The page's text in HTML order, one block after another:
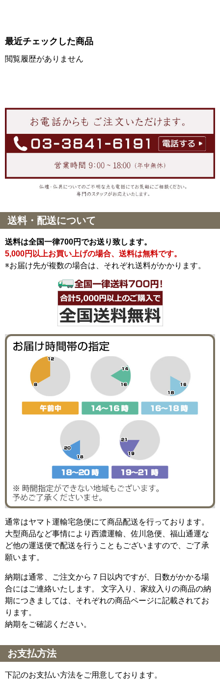
最近チェックした商品
閲覧履歴がありません
送料・配送について
送料は全国一律700円でお送り致します。
5,000円以上お買い上げの場合、送料は無料です。
※お届け先が複数の場合は、それぞれ送料がかかります。
通常はヤマト運輸宅急便にて商品配送を行っております。
大型商品など事情により西濃運輸、佐川急便、福山通運な
ど他の運送便で配送を行うこともございますので、ご了承
願います。
納期は通常、ご注文から７日以内ですが、日数がかかる場
合にはご連絡いたします。 文字入り、家紋入りの商品の納
期につきましては、それぞれの商品ページに記載されてお
ります。
納期をご確認ください。
お支払方法
下記のお支払い方法をご用意しております。